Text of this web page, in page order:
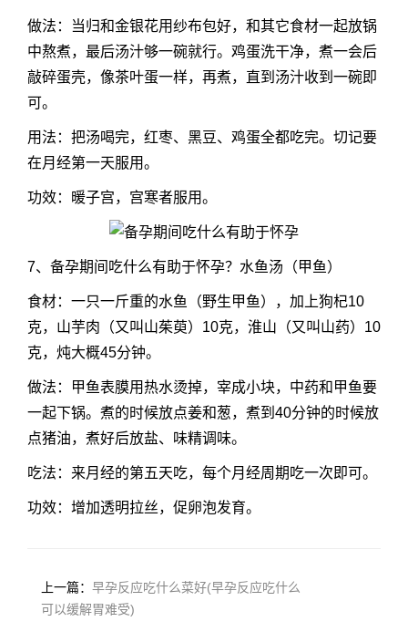
做法：当归和金银花用纱布包好，和其它食材一起放锅
中熬煮，最后汤汁够一碗就行。鸡蛋洗干净，煮一会后
敲碎蛋壳，像茶叶蛋一样，再煮，直到汤汁收到一碗即
可。
用法：把汤喝完，红枣、黑豆、鸡蛋全都吃完。切记要
在月经第一天服用。
功效：暖子宫，宫寒者服用。
7、备孕期间吃什么有助于怀孕？水鱼汤（甲鱼）
食材：一只一斤重的水鱼（野生甲鱼），加上狗杞10
克，山芋肉（又叫山茱萸）10克，淮山（又叫山药）10
克，炖大概45分钟。
做法：甲鱼表膜用热水烫掉，宰成小块，中药和甲鱼要
一起下锅。煮的时候放点姜和葱，煮到40分钟的时候放
点猪油，煮好后放盐、味精调味。
吃法：来月经的第五天吃，每个月经周期吃一次即可。
功效：增加透明拉丝，促卵泡发育。
上一篇： 早孕反应吃什么菜好(早孕反应吃什么
可以缓解胃难受)